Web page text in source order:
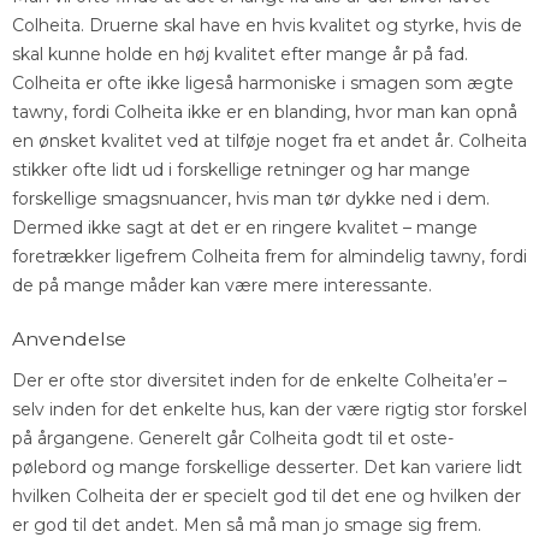
Colheita. Druerne skal have en hvis kvalitet og styrke, hvis de
skal kunne holde en høj kvalitet efter mange år på fad.
Colheita er ofte ikke ligeså harmoniske i smagen som ægte
tawny, fordi Colheita ikke er en blanding, hvor man kan opnå
en ønsket kvalitet ved at tilføje noget fra et andet år. Colheita
stikker ofte lidt ud i forskellige retninger og har mange
forskellige smagsnuancer, hvis man tør dykke ned i dem.
Dermed ikke sagt at det er en ringere kvalitet – mange
foretrækker ligefrem Colheita frem for almindelig tawny, fordi
de på mange måder kan være mere interessante.
Anvendelse
Der er ofte stor diversitet inden for de enkelte Colheita’er –
selv inden for det enkelte hus, kan der være rigtig stor forskel
på årgangene. Generelt går Colheita godt til et oste-
pølebord og mange forskellige desserter. Det kan variere lidt
hvilken Colheita der er specielt god til det ene og hvilken der
er god til det andet. Men så må man jo smage sig frem.